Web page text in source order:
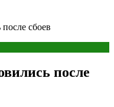
сбоев
после